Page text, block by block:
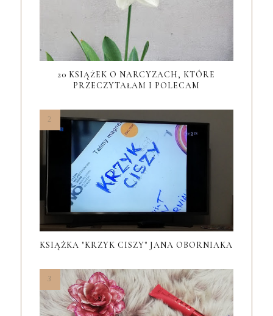
20 KSIĄŻEK O NARCYZACH, KTÓRE
PRZECZYTAŁAM I POLECAM
KSIĄŻKA "KRZYK CISZY" JANA OBORNIAKA